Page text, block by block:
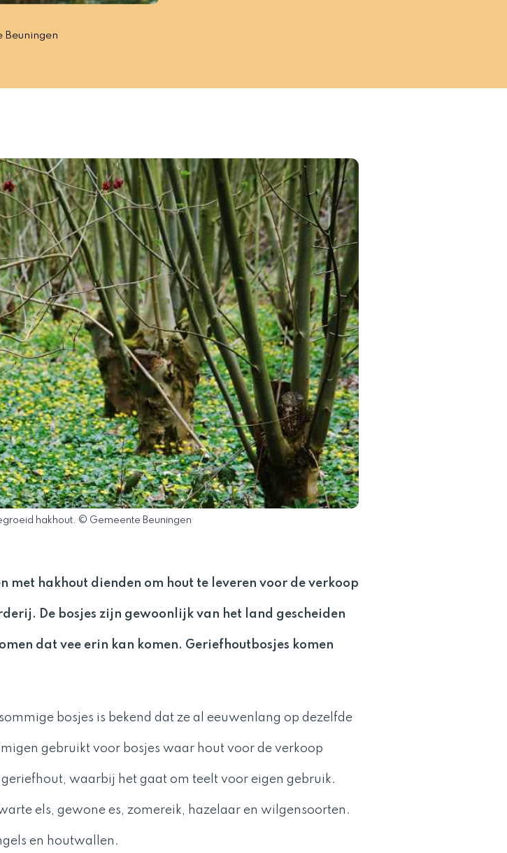
hakhout. © Gemeente Beuningen
met hakhout dienden om hout te leveren voor de verkoop
De bosjes zijn gewoonlijk van het land gescheiden
dat vee erin kan komen. Geriefhoutbosjes komen
bosjes is bekend dat ze al eeuwenlang op dezelfde
gebruikt voor bosjes waar hout voor de verkoop
waarbij het gaat om teelt voor eigen gebruik.
els, gewone es, zomereik, hazelaar en wilgensoorten.
en houtwallen.